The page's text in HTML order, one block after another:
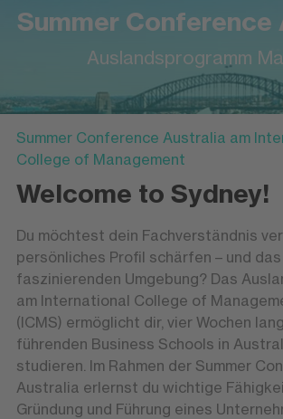
Summer Conference
Auslandsprogramm
Summer Conference Australia am
College of Management
Welcome to Sydney!
Du möchtest dein Fachverständnis
persönliches Profil schärfen – und
faszinierenden Umgebung? Das
am International College of
(ICMS) ermöglicht dir, vier Wochen
führenden Business Schools in
studieren. Im Rahmen der Summer
Australia erlernst du wichtige
Gründung und Führung eines